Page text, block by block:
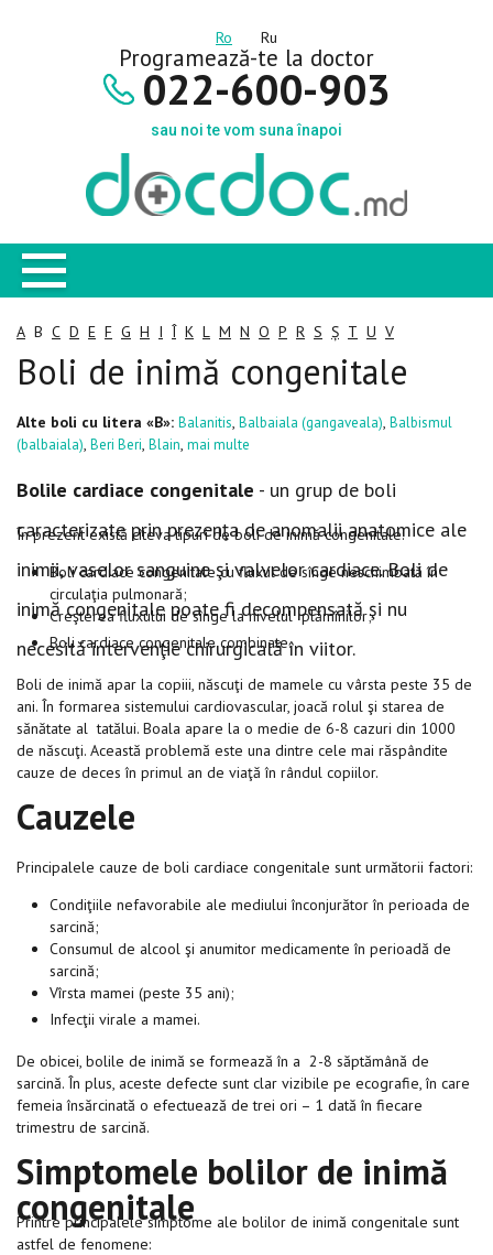
Ro Ru
Programează-te la doctor
022-600-903
sau noi te vom suna înapoi
A B C D E F G H I Î K L M N O P R S Ș T U V
Boli de inimă congenitale
Alte boli cu litera «B»: Balanitis, Balbaiala (gangaveala), Balbismul
(balbaiala), Beri Beri, Blain, mai multe
Bolile cardiace congenitale - un grup de boli
caracterizate prin prezenţa de anomalii anatomice ale
inimii, vaselor sanguine şi valvelor cardiace. Boli de
inimă congenitale poate fi decompensată şi nu
necesită intervenţie chirurgicală în viitor.
În prezent există cîteva tipuri de boli de inimă congenitale:
Boli cardiace congenitale cu fluxul de sînge neschimbată în
circulaţia pulmonară;
Creşterea fluxului de sînge la nivelul plămînilor;
Boli cardiace congenitale combinate.
Boli de inimă apar la copiii, născuţi de mamele cu vârsta peste 35 de
ani. În formarea sistemului cardiovascular, joacă rolul şi starea de
sănătate al tatălui. Boala apare la o medie de 6-8 cazuri din 1000
de născuţi. Această problemă este una dintre cele mai răspândite
cauze de deces în primul an de viaţă în rândul copiilor.
Cauzele
Principalele cauze de boli cardiace congenitale sunt următorii factori:
Condiţiile nefavorabile ale mediului înconjurător în perioada de
sarcină;
Consumul de alcool şi anumitor medicamente în perioadă de
sarcină;
Vîrsta mamei (peste 35 ani);
Infecţii virale a mamei.
De obicei, bolile de inimă se formează în a 2-8 săptămână de
sarcină. În plus, aceste defecte sunt clar vizibile pe ecografie, în care
femeia însărcinată o efectuează de trei ori – 1 dată în fiecare
trimestru de sarcină.
Simptomele bolilor de inimă
congenitale
Printre principalele simptome ale bolilor de inimă congenitale sunt
astfel de fenomene: